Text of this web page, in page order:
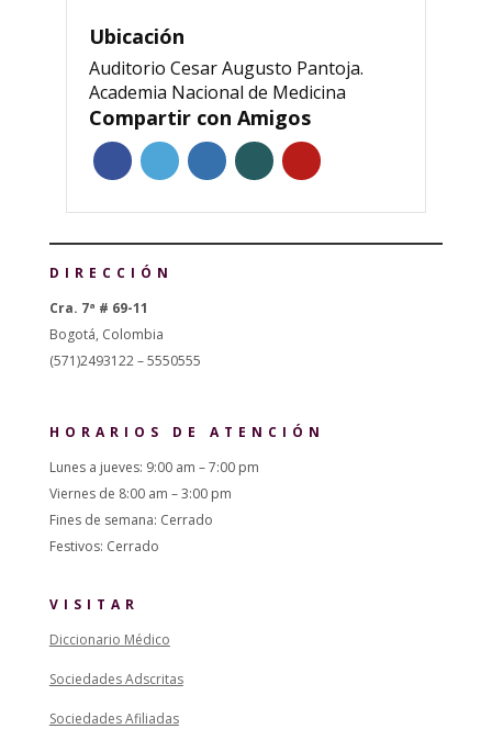
Ubicación
Auditorio Cesar Augusto Pantoja.
Academia Nacional de Medicina
Compartir con Amigos
DIRECCIÓN
Cra. 7ª # 69-11
Bogotá, Colombia
(571)2493122 – 5550555
HORARIOS DE ATENCIÓN
Lunes a jueves: 9:00 am – 7:00 pm
Viernes de 8:00 am – 3:00 pm
Fines de semana: Cerrado
Festivos: Cerrado
VISITAR
Diccionario Médico
Sociedades Adscritas
Sociedades Afiliadas